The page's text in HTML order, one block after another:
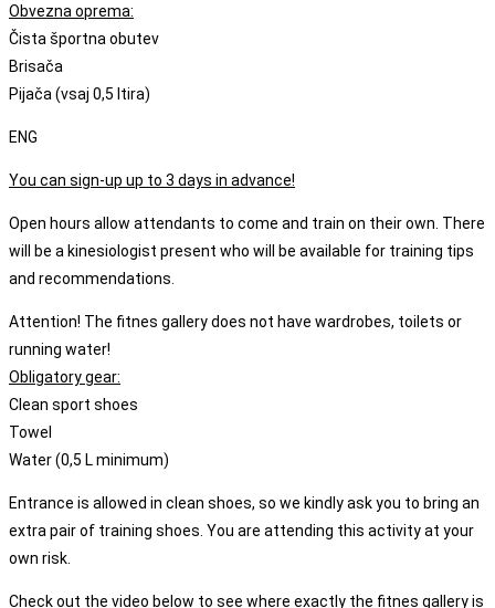
Obvezna oprema:
Čista športna obutev
Brisača
Pijača (vsaj 0,5 ltira)
ENG
You can sign-up up to 3 days in advance!
Open hours allow attendants to come and train on their own. There
will be a kinesiologist present who will be available for training tips
and recommendations.
Attention! The fitnes gallery does not have wardrobes, toilets or
running water!
Obligatory gear:
Clean sport shoes
Towel
Water (0,5 L minimum)
Entrance is allowed in clean shoes, so we kindly ask you to bring an
extra pair of training shoes. You are attending this activity at your
own risk.
Check out the video below to see where exactly the fitnes gallery is